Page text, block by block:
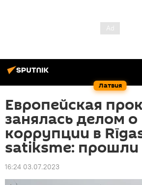
Латвия
Европейская
занялась делом о
коррупции в
satiksme:
16:24 03.07.2023